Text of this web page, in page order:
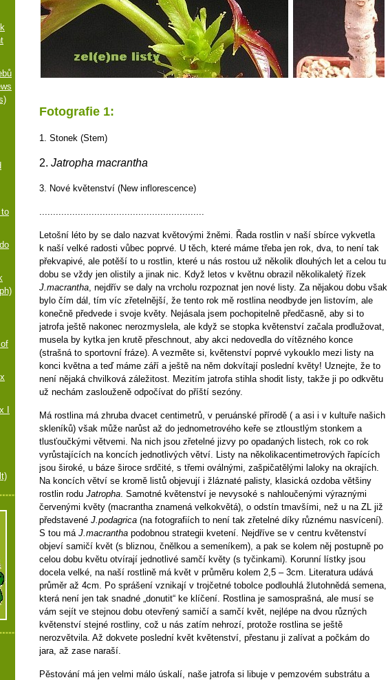
Fotografie 1:
1. Stonek (Stem)
2. Jatropha macrantha
3. Nové květenství (New inflorescence)
............................................................
Letošní léto by se dalo nazvat květovými žněmi. Řada rostlin v naší sbírce vykvetla
k naší velké radosti vůbec poprvé. U těch, které máme třeba jen rok, dva, to není tak
překvapivé, ale potěší to u rostlin, které u nás rostou už několik dlouhých let a celou tu
dobu se vždy jen olistily a jinak nic. Když letos v květnu obrazil několikaletý řízek
J.macrantha, nejdřív se daly na vrcholu rozpoznat jen nové listy. Za nějakou dobu však
bylo čím dál, tím víc zřetelnější, že tento rok mě rostlina neodbyde jen listovím, ale
konečně předvede i svoje květy. Nejásala jsem pochopitelně předčasně, aby si to
jatrofa ještě nakonec nerozmyslela, ale když se stopka květenství začala prodlužovat,
musela by kytka jen krutě přeschnout, aby akci nedovedla do vítězného konce
(strašná to sportovní fráze). A vezměte si, květenství poprvé vykouklo mezi listy na
konci května a teď máme září a ještě na něm dokvítají poslední květy! Uznejte, že to
není nějaká chvilková záležitost. Mezitím jatrofa stihla shodit listy, takže ji po odkvětu
už nechám zaslouženě odpočívat do příští sezóny.
Má rostlina má zhruba dvacet centimetrů, v peruánské přírodě ( a asi i v kultuře našich
skleníků) však může narůst až do jednometrového keře se ztloustlým stonkem a
tlusťoučkými větvemi. Na nich jsou zřetelné jizvy po opadaných listech, rok co rok
vyrůstajících na koncích jednotlivých větví. Listy na několikacentimetrových řapících
jsou široké, u báze široce srdčité, s třemi oválnými, zašpičatělými laloky na okrajích.
Na koncích větví se kromě listů objevují i žláznaté palisty, klasická ozdoba většiny
rostlin rodu Jatropha. Samotné květenství je nevysoké s nahloučenými výraznými
červenými květy (macrantha znamená velkokvětá), o odstín tmavšími, než u na ZL již
představené J.podagrica (na fotografiích to není tak zřetelné díky různému nasvícení).
S tou má J.macrantha podobnou strategii kvetení. Nejdříve se v centru květenství
objeví samičí květ (s bliznou, čnělkou a semeníkem), a pak se kolem něj postupně po
celou dobu květu otvírají jednotlivé samčí květy (s tyčinkami). Korunní lístky jsou
docela velké, na naší rostlině má květ v průměru kolem 2,5 – 3cm. Literatura udává
průměr až 4cm. Po sprášení vznikají v trojčetné tobolce podlouhlá žlutohnědá semena,
která není jen tak snadné „donutit“ ke klíčení. Rostlina je samosprašná, ale musí se
vám sejít ve stejnou dobu otevřený samičí a samčí květ, nejlépe na dvou různých
květenství stejné rostliny, což u nás zatím nehrozí, protože rostlina se ještě
nerozvětvila. Až dokvete poslední květ květenství, přestanu ji zalívat a počkám do
jara, až zase naraší.
Pěstování má jen velmi málo úskalí, naše jatrofa si libuje v pemzovém substrátu a
I